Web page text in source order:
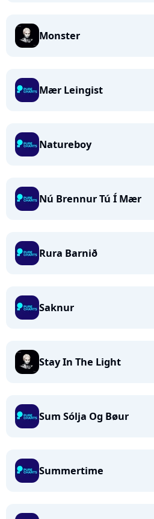
Monster
Mær Leingist
Natureboy
Nú Brennur Tú Í Mær
Rura Barnið
Saknur
Stay In The Light
Sum Sólja Og Bøur
Summertime